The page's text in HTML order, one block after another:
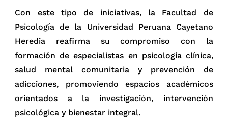
Con este tipo de iniciativas, la Facultad de
Psicología de la Universidad Peruana Cayetano
Heredia reafirma su compromiso con la
formación de especialistas en psicología clínica,
salud mental comunitaria y prevención de
adicciones, promoviendo espacios académicos
orientados a la investigación, intervención
psicológica y bienestar integral.